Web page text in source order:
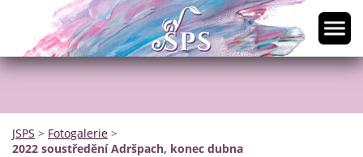
JSPS > Fotogalerie >
2022 soustředění Adršpach, konec dubna